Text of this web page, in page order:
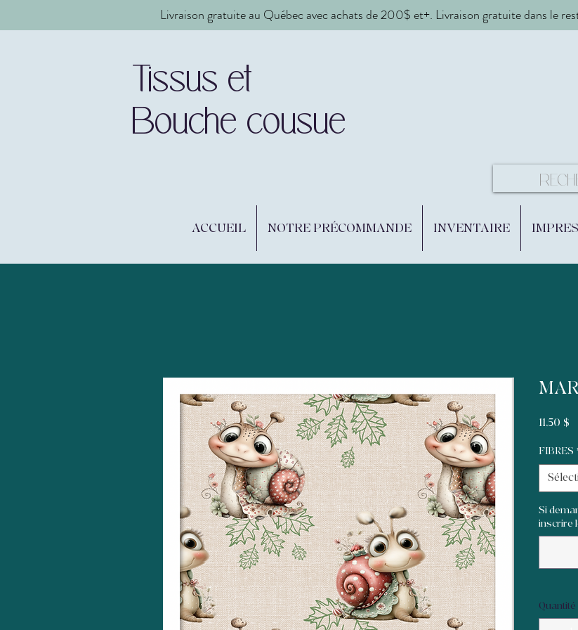
Livraison gratuite au Québec avec achats de 200$ et+. Livraison gratuite dans le
Tissus et
Bouche cousue
ACCUEIL NOTRE PRÉCOMMANDE INVENTAIRE
11,50 $
FIBRES
Si
inscrire
Quantité